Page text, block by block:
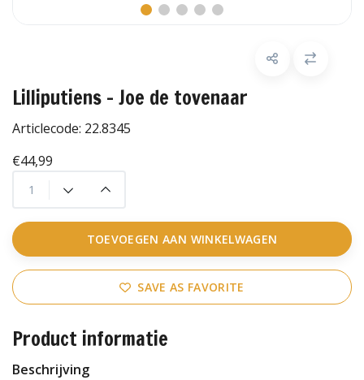
Lilliputiens - Joe de tovenaar
Articlecode: 22.8345
€44,99
TOEVOEGEN AAN WINKELWAGEN
SAVE AS FAVORITE
Product informatie
Beschrijving